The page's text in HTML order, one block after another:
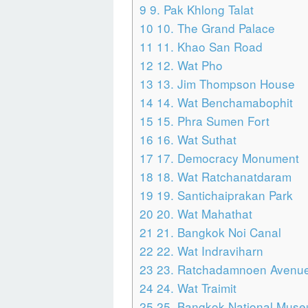
9 9. Pak Khlong Talat
10 10. The Grand Palace
11 11. Khao San Road
12 12. Wat Pho
13 13. Jim Thompson House
14 14. Wat Benchamabophit
15 15. Phra Sumen Fort
16 16. Wat Suthat
17 17. Democracy Monument
18 18. Wat Ratchanatdaram
19 19. Santichaiprakan Park
20 20. Wat Mahathat
21 21. Bangkok Noi Canal
22 22. Wat Indraviharn
23 23. Ratchadamnoen
24 24. Wat Traimit